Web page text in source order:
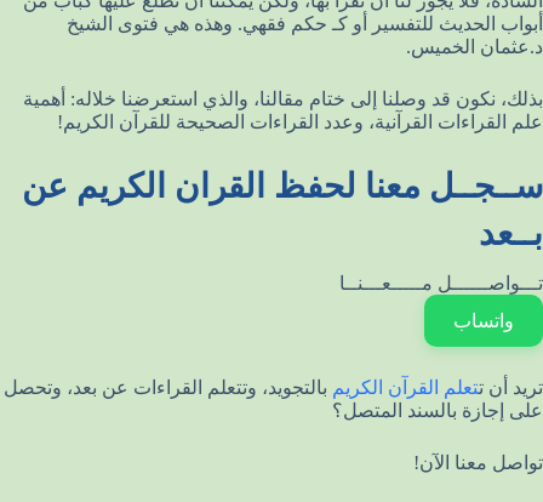
أبواب الحديث للتفسير أو كـ حكم فقهي. وهذه هي فتوى الشيخ
د.عثمان الخميس.
بذلك، نكون قد وصلنا إلى ختام مقالنا، والذي استعرضنا خلاله: أهمية
علم القراءات القرآنية، وعدد القراءات الصحيحة للقرآن الكريم!
ســجــل معنا لحفظ القران الكريم عن
بــعد
تـــواصــــــل مـــــعـــنــا
واتساب
تريد أن تتعلم القرآن الكريم بالتجويد، وتتعلم القراءات عن بعد، وتحصل
على إجازة بالسند المتصل؟
تواصل معنا الآن!